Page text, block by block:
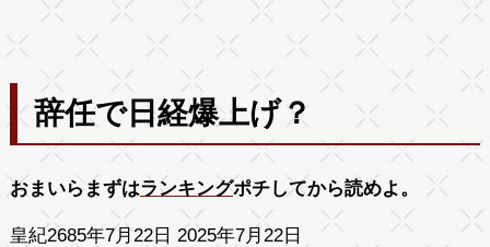
辞任で日経爆上げ？
おまいらまずはランキングポチしてから読めよ。
皇紀2685年7月22日 2025年7月22日